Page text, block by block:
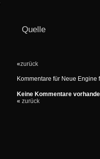
Quelle
«zurück
Kommentare für Neue Engine
Keine Kommentare
« zurück